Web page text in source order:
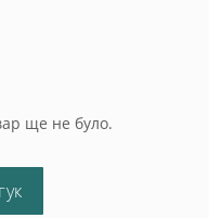
ще не було.